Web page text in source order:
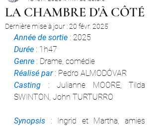
LA CHAMBRE D'À CÔTÉ
Dernière mise à jour :20 févr. 2025
Année de sortie : 2025
Durée : 1h47
Genre : Drame, comédie
Réalisé par : Pedro ALMODÓVAR
Casting : Julianne MOORE, Tilda
SWINTON, John TURTURRO
Synopsis : Ingrid et Martha, amies